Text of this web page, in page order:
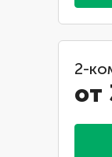
2-
от